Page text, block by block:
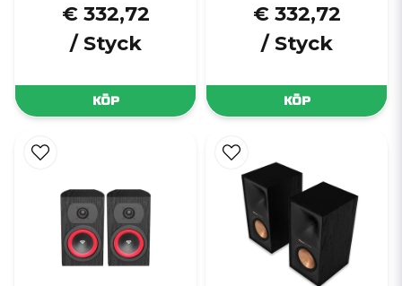
€ 332,72
/ Styck
KÖP
€ 332,72
/ Styck
KÖP